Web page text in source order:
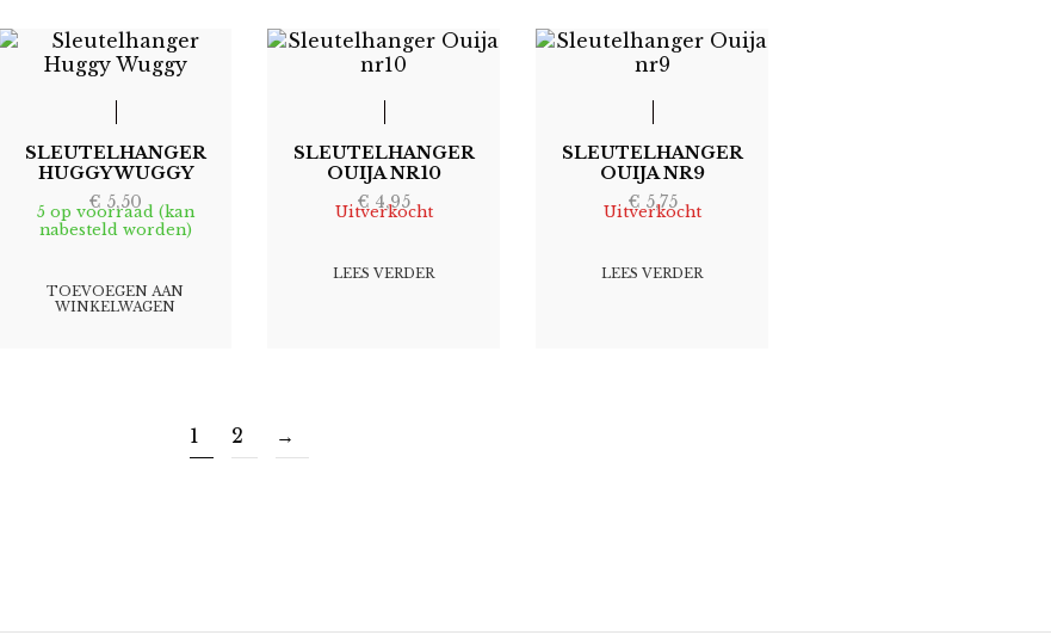
SLEUTELHANGER
HUGGY WUGGY
€ 5,50
5 op voorraad (kan
nabesteld worden)
TOEVOEGEN AAN
WINKELWAGEN
SLEUTELHANGER
OUIJA NR10
€ 4,95
Uitverkocht
LEES VERDER
SLEUTELHANGER
OUIJA NR9
€ 5,75
Uitverkocht
LEES VERDER
1 2 →